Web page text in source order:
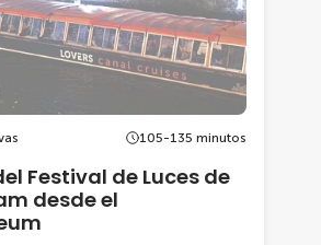
105-135 minutos
Festival de Luces de
desde el